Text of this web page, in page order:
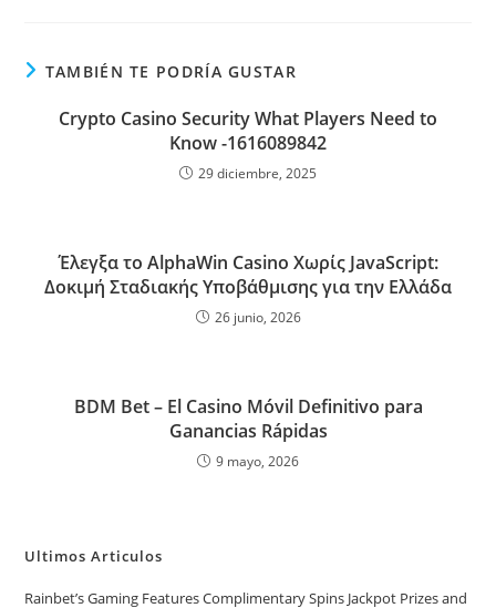
TAMBIÉN TE PODRÍA GUSTAR
Crypto Casino Security What Players Need to
Know -1616089842
29 diciembre, 2025
Έλεγξα το AlphaWin Casino Χωρίς JavaScript:
Δοκιμή Σταδιακής Υποβάθμισης για την Ελλάδα
26 junio, 2026
BDM Bet – El Casino Móvil Definitivo para
Ganancias Rápidas
9 mayo, 2026
Ultimos Articulos
Rainbet’s Gaming Features Complimentary Spins Jackpot Prizes and